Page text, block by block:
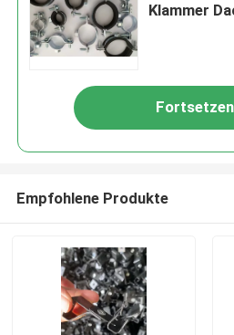
Klammer
Fortsetzen
Empfohlene Produkte